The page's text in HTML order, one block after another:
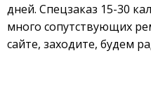
дней. Спецзаказ 15-30
много сопутствующих
сайте, заходите, будем